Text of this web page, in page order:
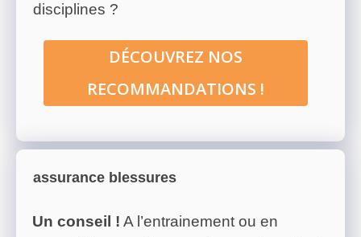
disciplines ?
DÉCOUVREZ NOS
RECOMMANDATIONS !
assurance blessures
Un conseil ! A l’entrainement ou en